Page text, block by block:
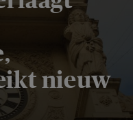
nieuw